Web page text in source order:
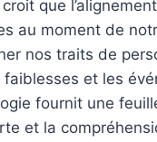
que
au moment de
nos traits de
et les
fournit une
et la